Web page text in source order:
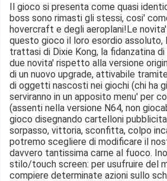
Il gioco si presenta come quasi
boss sono rimasti gli stessi, cosi'
hovercraft e degli aeroplani!Le
questo gioco il loro esordio assoluto,
trattasi di Dixie Kong, la fidanzatina
due novita' rispetto alla versione
di un nuovo upgrade, attivabile
di oggetti nascosti nei giochi (chi ha
serviranno in un apposito menu' per
(assenti nella versione N64, non
gioco disegnando cartelloni
sorpasso, vittoria, sconfitta, colpo
potremo scegliere di modificare il
davvero tantissima carne al fuoco.
stilo/touch screen: per usufruire del
compiere determinate azioni sullo